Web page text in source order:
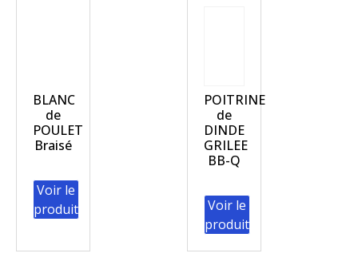
BLANC
de
POULET
Braisé
Voir le
produit
POITRINE
de
DINDE
GRILEE
BB-Q
Voir le
produit